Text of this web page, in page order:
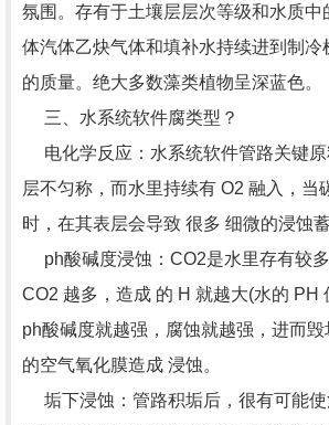
氛围。存有于土壤层层次等级和水质中
体汽体乙炔气体和填补水持续进到制冷
的质量。绝大多数藻类植物呈深蓝色。
三、水系统软件腐类型？
电化学反应：水系统软件管路关键原
层不匀称，而水里持续有 O2 融入，当
时，在其表层会导致 很多 细微的浸蚀
ph酸碱度浸蚀：CO2是水里存有较
CO2 越多，造成 的 H 就越大(水的 PH
ph酸碱度就越强，腐蚀就越强，进而
的空气氧化膜造成 浸蚀。
垢下浸蚀：管路积垢后，很有可能使